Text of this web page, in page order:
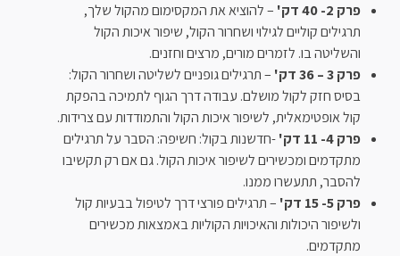
פרק 2- 40 דק'
– להוציא את המקסימום מהקול שלך,
תרגילים קוליים לגילוי ושחרור הקול, שיפור איכות הקול
והשליטה בו. לזמרים מורים, מרצים וחזנים.
פרק 3 – 36 דק'
– תרגילים גופניים לשליטה ושחרור הקול:
בסיס חזק לקול מושלם. עבודה דרך הגוף לתמיכה בהפקת
קול אופטימאלית, לשיפור איכות הקול והתמודדות עם צרידות.
פרק 4- 11 דק'
-חדשנות בקול: חשיפה: הסבר על תרגילים
מתקדמים ומכשירים לשיפור איכות הקול. גם אם רק תקשיבו
להסבר, תתעשרו ממנו.
פרק 5- 15 דק'
– תרגילים פורצי דרך לטיפול בבעיות קול
ולשיפור היכולות והאיכויות הקוליות באמצאות מכשירים
מתקדמים.